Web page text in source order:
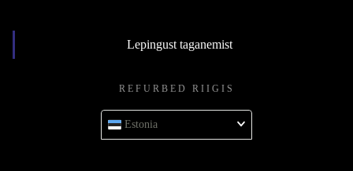
Lepingust taganemist
REFURBED RIIGIS
Estonia